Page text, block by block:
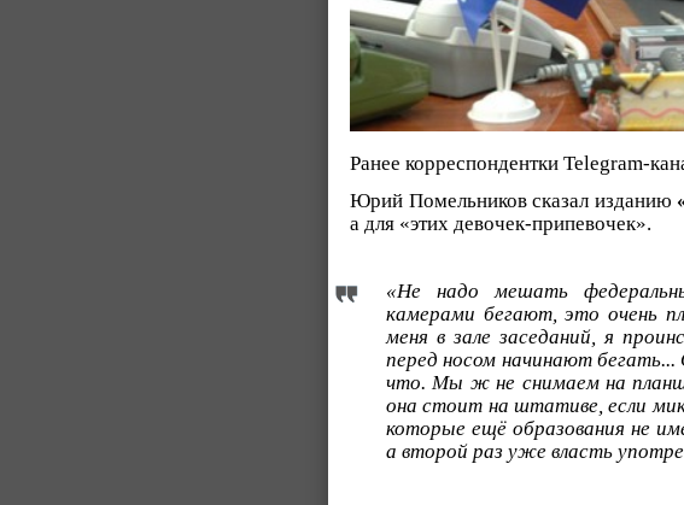
Ранее корреспондентки Telegram-
Юрий Помельников сказал изданию
а для «этих девочек-припевочек».
«Не надо мешать
камерами бегают, это очень
меня в зале заседаний, я
перед носом начинают
что. Мы ж не снимаем на
она стоит на штативе, если
которые ещё образования не
а второй раз уже власть